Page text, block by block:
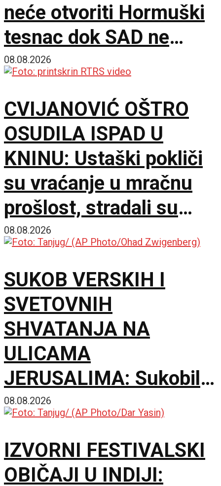
neće otvoriti Hormuški
tesnac dok SAD ne
ispuni šest uslova
08.08.2026
CVIJANOVIĆ OŠTRO
OSUDILA ISPAD U
KNINU: Ustaški pokliči
su vraćanje u mračnu
prošlost, stradali su
samo zato što su bili
08.08.2026
SUKOB VERSKIH I
SVETOVNIH
SHVATANJA NA
ULICAMA
JERUSALIMA: Sukobili
se ultraortodoksni
policija zbog rada kafića
subotom
08.08.2026
IZVORNI FESTIVALSKI
OBIČAJI U INDIJI: